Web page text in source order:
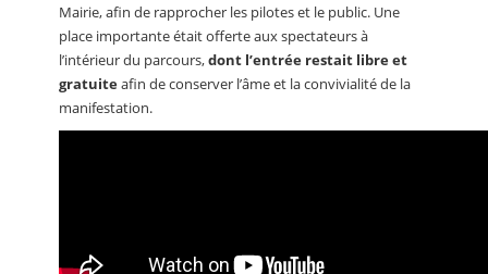
Mairie, afin de rapprocher les pilotes et le public. Une
place importante était offerte aux spectateurs à
l’intérieur du parcours,dont l’entrée restait libre et
gratuiteafin de conserver l’âme et la convivialité de la
manifestation.